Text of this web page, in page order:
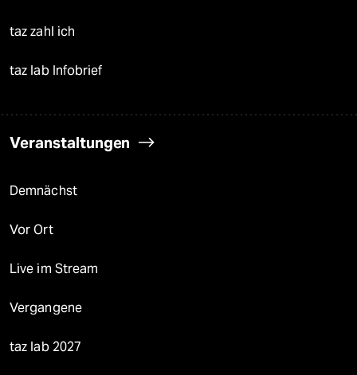
taz zahl ich
taz lab Infobrief
Veranstaltungen
Demnächst
Vor Ort
Live im Stream
Vergangene
taz lab 2027